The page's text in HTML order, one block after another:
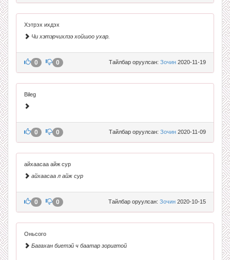
Хэтрэх ихдэх
Чи хэтэрчихлээ хойшоо ухар.
Тайлбар оруулсан: Зочин 2020-11-19
0 0
Bileg
Тайлбар оруулсан: Зочин 2020-11-09
0 0
айхаасаа айж сур
айхаасаа л айж сур
Тайлбар оруулсан: Зочин 2020-10-15
0 0
Оньсого
Багахан биетэй ч баатар зоригтой